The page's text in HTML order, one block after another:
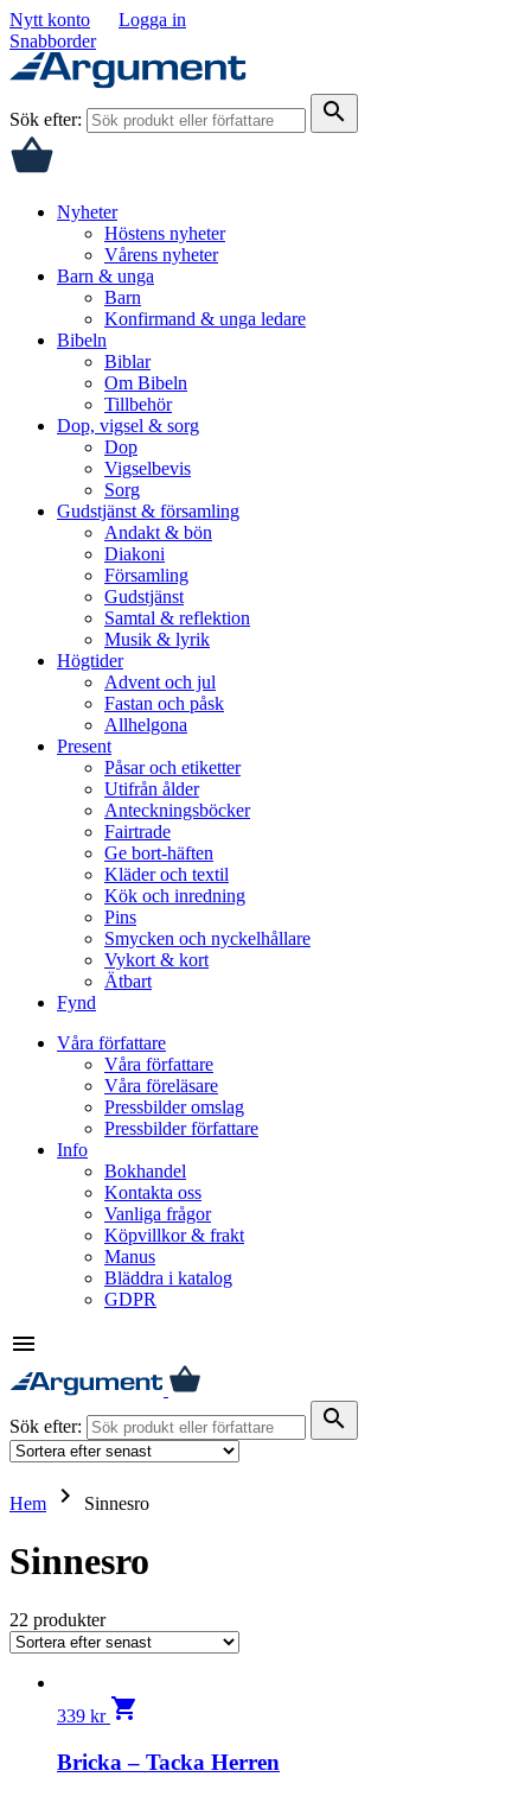
Nytt konto
Logga in
Snabborder
Sök efter: search
Nyheter
Höstens nyheter
Vårens nyheter
Barn & unga
Barn
Konfirmand & unga ledare
Bibeln
Biblar
Om Bibeln
Tillbehör
Dop, vigsel & sorg
Dop
Vigselbevis
Sorg
Gudstjänst & församling
Andakt & bön
Diakoni
Församling
Gudstjänst
Samtal & reflektion
Musik & lyrik
Högtider
Advent och jul
Fastan och påsk
Allhelgona
Present
Påsar och etiketter
Utifrån ålder
Anteckningsböcker
Fairtrade
Ge bort-häften
Kläder och textil
Kök och inredning
Pins
Smycken och nyckelhållare
Vykort & kort
Ätbart
Fynd
Våra författare
Våra författare
Våra föreläsare
Pressbilder omslag
Pressbilder författare
Info
Bokhandel
Kontakta oss
Vanliga frågor
Köpvillkor & frakt
Manus
Bläddra i katalog
GDPR
menu
Sök efter: search
Hem keyboard_arrow_right Sinnesro
Sinnesro
22 produkter
339 kr shopping_cart
Bricka – Tacka Herren